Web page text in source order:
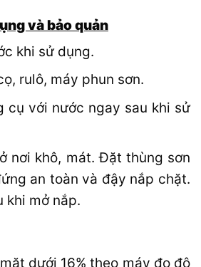
và bảo quản
khi sử dụng.
rulô, máy phun sơn.
cụ với nước ngay sau khi sử
nơi khô, mát. Đặt thùng sơn
an toàn và đậy nắp chặt.
khi mở nắp.
dưới 16% theo máy đo độ